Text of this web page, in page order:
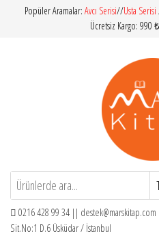
İçeriğePopüler Aramalar: Avcı Serisi//Usta Serisi
Ücretsiz Kargo: 990
Mars Kitap
0216 428 99 34 || destek@marskitap.com
Sit.No:1 D.6 Üsküdar / İstanbul